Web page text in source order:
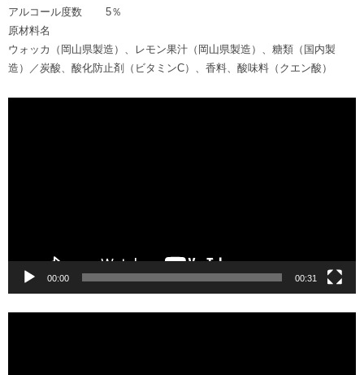
アルコール度数
5％
原材料名
ウォッカ（岡山県製造）、レモン果汁（岡山県製造）、糖類（国内製
造）／炭酸、酸化防止剤（ビタミンC）、香料、酸味料（クエン酸）
00:00 00:31